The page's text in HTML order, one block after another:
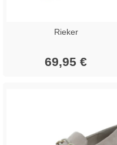
Rieker
69,95 €